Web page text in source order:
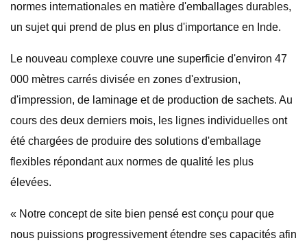
normes internationales en matière d'emballages durables,
un sujet qui prend de plus en plus d'importance en Inde.
Le nouveau complexe couvre une superficie d'environ 47
000 mètres carrés divisée en zones d'extrusion,
d'impression, de laminage et de production de sachets. Au
cours des deux derniers mois, les lignes individuelles ont
été chargées de produire des solutions d'emballage
flexibles répondant aux normes de qualité les plus
élevées.
« Notre concept de site bien pensé est conçu pour que
nous puissions progressivement étendre ses capacités afin